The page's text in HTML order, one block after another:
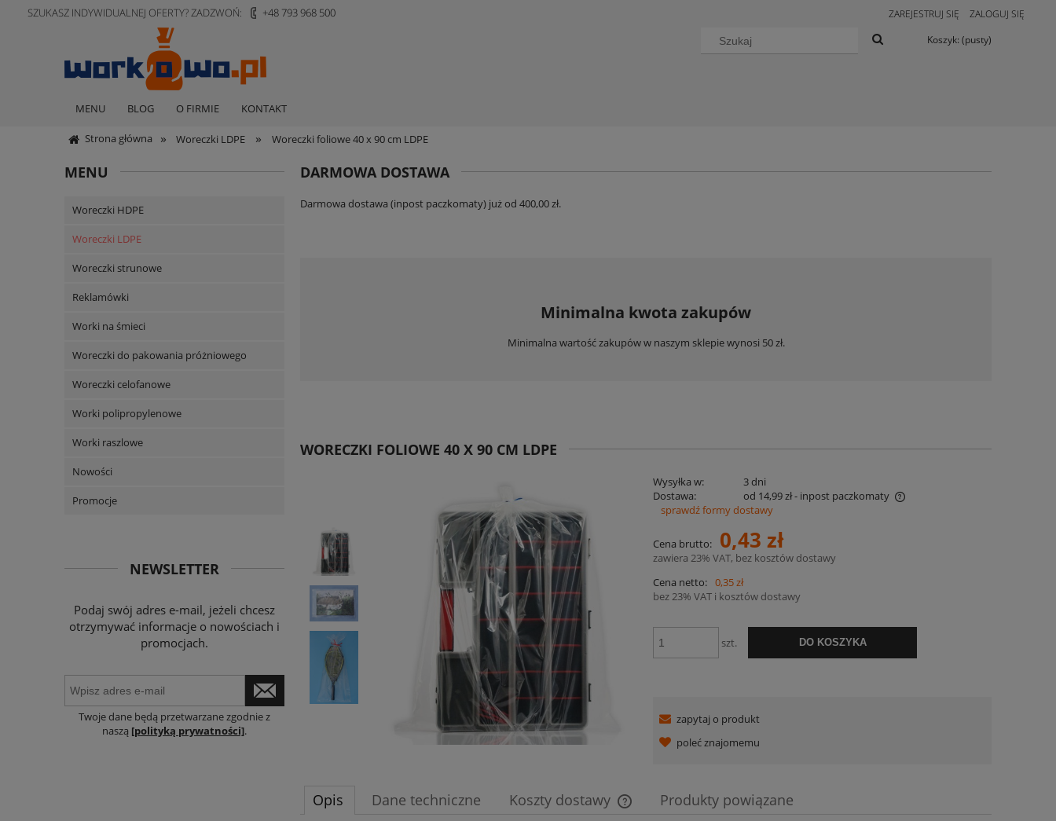
SZUKASZ INDYWIDUALNEJ OFERTY? ZADZWOŃ: +48 793 968 500 ZAREJESTRUJ SIĘ
ZALOGUJ SIĘ
Koszyk: (pusty)
MENU BLOG O FIRMIE KONTAKT
Strona główna » Woreczki LDPE » Woreczki foliowe 40 x 90 cm LDPE
MENU
Woreczki HDPE
Woreczki LDPE
Woreczki strunowe
Reklamówki
Worki na śmieci
Woreczki do pakowania próżniowego
Woreczki celofanowe
Worki polipropylenowe
Worki raszlowe
Nowości
Promocje
NEWSLETTER
Podaj swój adres e-mail, jeżeli chcesz
otrzymywać informacje o nowościach i
promocjach.
Twoje dane będą przetwarzane zgodnie z
naszą [polityką prywatności].
DARMOWA DOSTAWA
Darmowa dostawa (inpost paczkomaty) już od 400,00 zł.
Minimalna kwota zakupów
Minimalna wartość zakupów w naszym sklepie wynosi 50 zł.
WORECZKI FOLIOWE 40 X 90 CM LDPE
Wysyłka w:
3 dni
Dostawa:
od 14,99 zł- inpost paczkomaty
Cena nie zawiera ewentualnych kosztów
płatności
sprawdź formy dostawy
Cena brutto: 0,43 zł
zawiera 23% VAT, bez kosztów dostawy
Cena netto: 0,35 zł
bez 23% VAT i kosztów dostawy
szt. DO KOSZYKA
zapytaj o produkt
poleć znajomemu
Opis Dane techniczne Koszty dostawy Produkty powiązane